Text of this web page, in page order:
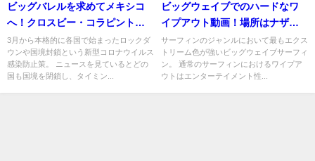
ビッグバレルを求めてメキシコ
へ！クロスビー・コラピントの
フリーサーフ動画
3月から本格的に各国で始まったロックダ
ウンや国境封鎖という新型コロナウイルス
感染防止策。 ニュースを見ているとどの
国も国境を閉鎖し、タイミン...
ビッグウェイブでのハードなワ
イプアウト動画！場所はナザレ
やジョーズなど
サーフィンのジャンルにおいて最もエクス
トリーム色が強いビッグウェイブサーフィ
ン。 通常のサーフィンにおけるワイプア
ウトはエンターテイメント性...